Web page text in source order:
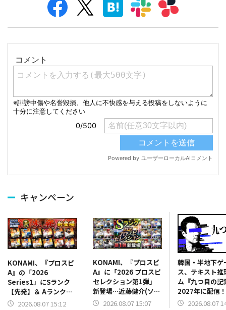
キャンペーン
KONAMI、『プロスピ
A』の「2026
Series1」にSランク
【先発】＆ Aランク
【野手】新登場…ジェ
2026.08.07 15:12
KONAMI、『プロスピ
A』に「2026 プロスピ
セレクション第1弾」
新登場…近藤健介(ソフ
トバンク/右翼手)、佐
2026.08.07 15:07
韓国・半地下ゲ
ス、テキスト推
ム『九つ目の記
2027年に配信
は無し、プレイ
2026.08.07